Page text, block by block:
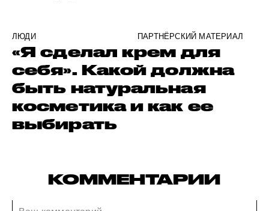
ЛЮДИ ПАРТНЁРСКИЙ МАТЕРИАЛ
«Я сделал крем для
себя». Какой должна
быть натуральная
косметика и как ее
выбирать
КОММЕНТАРИИ